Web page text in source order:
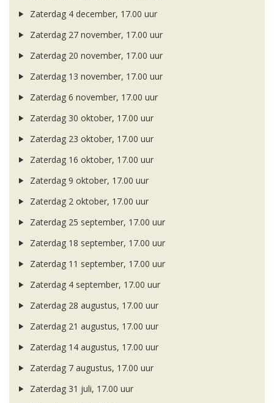
Zaterdag 4 december, 17.00 uur
Zaterdag 27 november, 17.00 uur
Zaterdag 20 november, 17.00 uur
Zaterdag 13 november, 17.00 uur
Zaterdag 6 november, 17.00 uur
Zaterdag 30 oktober, 17.00 uur
Zaterdag 23 oktober, 17.00 uur
Zaterdag 16 oktober, 17.00 uur
Zaterdag 9 oktober, 17.00 uur
Zaterdag 2 oktober, 17.00 uur
Zaterdag 25 september, 17.00 uur
Zaterdag 18 september, 17.00 uur
Zaterdag 11 september, 17.00 uur
Zaterdag 4 september, 17.00 uur
Zaterdag 28 augustus, 17.00 uur
Zaterdag 21 augustus, 17.00 uur
Zaterdag 14 augustus, 17.00 uur
Zaterdag 7 augustus, 17.00 uur
Zaterdag 31 juli, 17.00 uur